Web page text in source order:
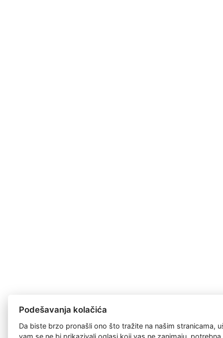
Podešavanja kolačića
Da biste brzo pronašli ono što tražite na našim stranicama,
vam se ne bi prikazivali oglasi koji vas ne zanimaju,